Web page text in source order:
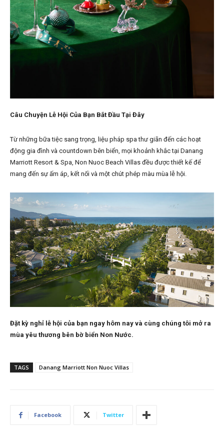
Câu Chuyện Lễ Hội Của Bạn Bắt Đầu Tại Đây
Từ những bữa tiệc sang trọng, liệu pháp spa thư giãn đến các hoạt
động gia đình và countdown bên biển, mọi khoảnh khắc tại Danang
Marriott Resort & Spa, Non Nuoc Beach Villas đều được thiết kế để
mang đến sự ấm áp, kết nối và một chút phép màu mùa lễ hội.
Đặt kỳ nghỉ lễ hội của bạn ngay hôm nay và cùng chúng tôi mở ra
mùa yêu thương bên bờ biển Non Nước.
TAGS Danang Marriott Non Nuoc Villas
Facebook Twitter